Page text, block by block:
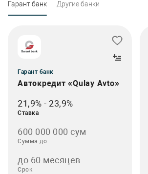
Гарант банк Другие банки
Гарант банк
Автокредит «Qulay Avto»
21,9% - 23,9%
Ставка
600 000 000 сум
Сумма до
до 60 месяцев
Срок